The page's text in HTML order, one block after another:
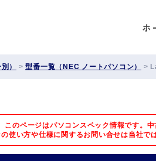
） >型番一覧（NEC ノートパソコン） >
このページはパソコンスペック情報です。
使い方や仕様に関するお問い合せは当社で